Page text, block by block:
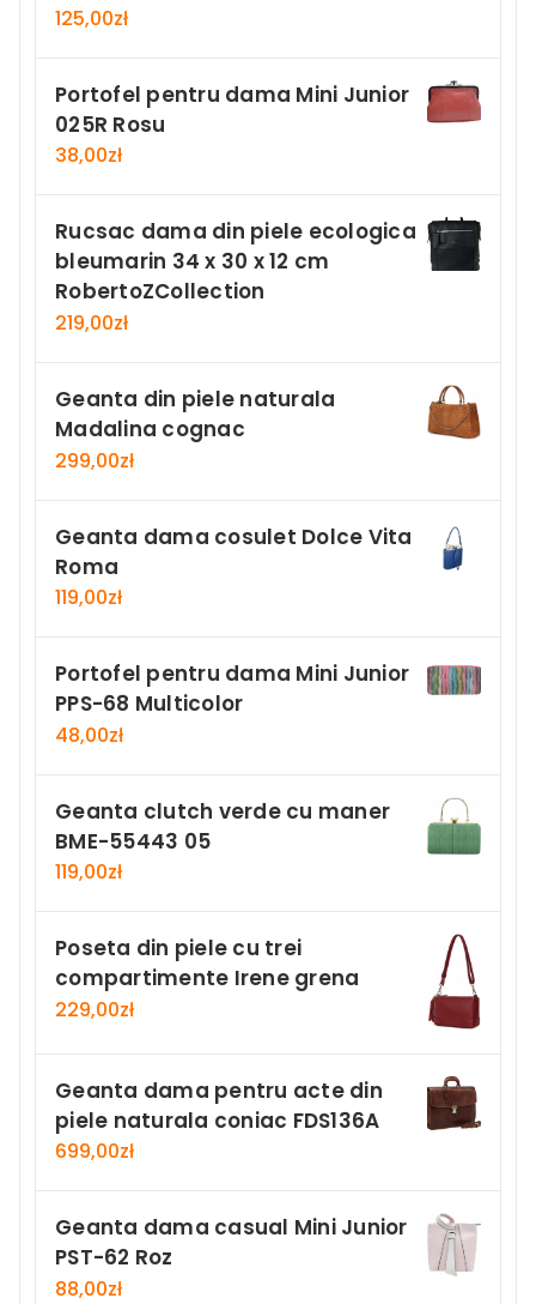
125,00zł
Portofel pentru dama Mini Junior
025R Rosu
38,00zł
Rucsac dama din piele ecologica
bleumarin 34 x 30 x 12 cm
RobertoZCollection
219,00zł
Geanta din piele naturala
Madalina cognac
299,00zł
Geanta dama cosulet Dolce Vita
Roma
119,00zł
Portofel pentru dama Mini Junior
PPS-68 Multicolor
48,00zł
Geanta clutch verde cu maner
BME-55443 05
119,00zł
Poseta din piele cu trei
compartimente Irene grena
229,00zł
Geanta dama pentru acte din
piele naturala coniac FDS136A
699,00zł
Geanta dama casual Mini Junior
PST-62 Roz
88,00zł